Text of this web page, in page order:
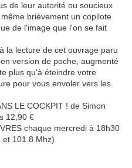
de leur autorité ou soucieux
brièvement un copilote
de l'image que l'on se fait
la lecture de cet ouvrage paru
version de poche, augmenté
plus qu'à éteindre votre
pour vous envoler vers les
LE COCKPIT ! de Simon
12,90 €
chaque mercredi à 18h30
et 101.8 Mhz)